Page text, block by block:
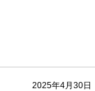
2025年4月30日